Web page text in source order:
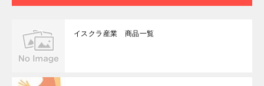
イスクラ産業 商品一覧